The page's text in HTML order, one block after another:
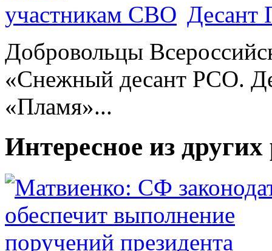
Десант
Добровольцы
«Снежный десант РСО.
«Пламя»...
Интересное из